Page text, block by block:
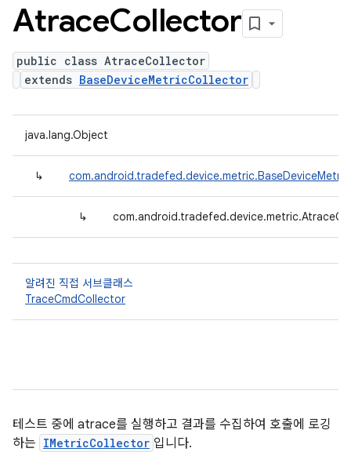
AtraceCollector
public class AtraceCollector
extends BaseDeviceMetricCollector
java.lang.Object
↳
↳
알려진 직접 서브클래스
TraceCmdCollector
테스트 중에 atrace를 실행하고 결과를 수집하여 호출에 로깅
하는 IMetricCollector 입니다.